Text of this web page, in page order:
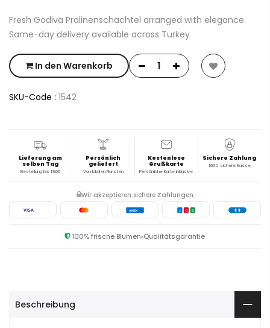
Fresh Godiva Pralinenschachtel arranged with elegance.
Same-day delivery available across Turkey
In den Warenkorb
SKU-Code : 1542
Lieferung am
selben Tag
Bestellung bis 19:00
Persönlich
geliefert
Von lokalen Floristen
Kostenlose
Grußkarte
Persönliche Karte inklusive
Sichere Zahlung
100% sichere Kasse
Wir akzeptieren sichere Zahlungen
VISA AMEX J C B
100% frische Blumen Qualitätsgarantie
Beschreibung